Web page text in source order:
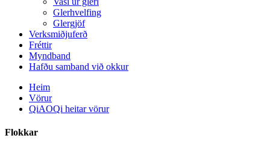
Glerhvelfing
Glergjöf
Verksmiðjuferð
Fréttir
Myndband
Hafðu samband við okkur
Heim
Vörur
QiAOQi heitar vörur
Flokkar